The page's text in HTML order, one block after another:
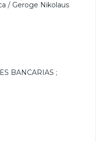
/ Geroge Nikolaus
BANCARIAS ;